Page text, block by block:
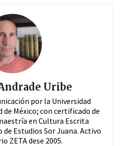
Uribe
por la Universidad
de México; con certificado de
en Cultura Escrita
Estudios Sor Juana. Activo
ZETA dese 2005.